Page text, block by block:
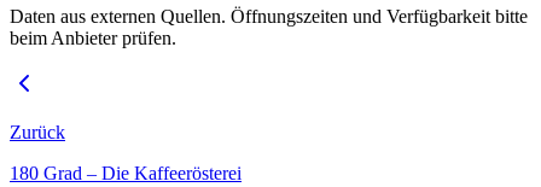
Daten aus externen Quellen. Öffnungszeiten und Verfügbarkeit bitte
beim Anbieter prüfen.
Zurück
180 Grad – Die Kaffeerösterei